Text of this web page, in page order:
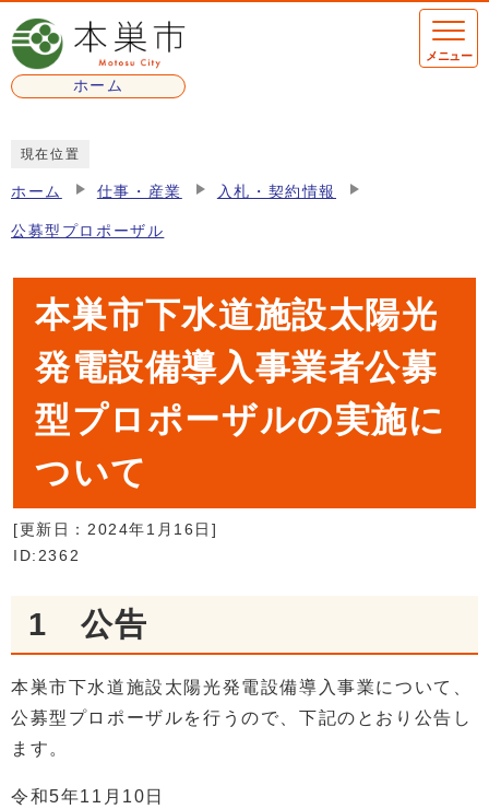
ページの先頭です
ホーム
メニュー
現在位置
ホーム 仕事・産業 入札・契約情報
公募型プロポーザル
本巣市下水道施設太陽光
発電設備導入事業者公募
型プロポーザルの実施に
ついて
[更新日： 2024年1月16日 ]
ID:2362
1 公告
本巣市下水道施設太陽光発電設備導入事業について、
公募型プロポーザルを行うので、下記のとおり公告し
ます。
令和5年11月10日